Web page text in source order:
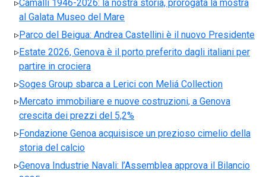
Camalli 1946-2026: la nostra storia, prorogata la mostra
al Galata Museo del Mare
Parco del Beigua: Andrea Castellini è il nuovo Presidente
Estate 2026, Genova è il porto preferito dagli italiani per
partire in crociera
Soges Group sbarca a Lerici con Meliá Collection
Mercato immobiliare e nuove costruzioni, a Genova
crescita dei prezzi del 5,2%
Fondazione Genoa acquisisce un prezioso cimelio della
storia del calcio
Genova Industrie Navali: l’Assemblea approva il Bilancio